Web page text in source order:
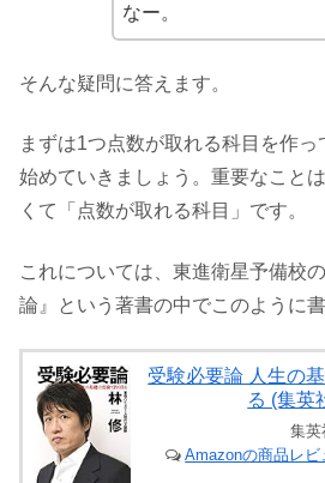
なー。
そんな疑問に答えます。
まずは1つ点数が取れる科目を作
始めていきましょう。重要なこと
くて「点数が取れる科目」です。
これについては、東進衛星予備校
論』という著書の中でこのように書
受験必要論 人生の
る (集英
集英
Amazonの商品レ